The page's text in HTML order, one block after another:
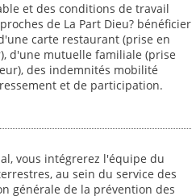
et des conditions de travail
de La Part Dieu? bénéficier
carte restaurant (prise en
d'une mutuelle familiale (prise
des indemnités mobilité
et de participation.